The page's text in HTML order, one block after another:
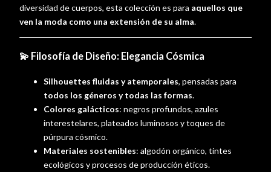
diversidad de cuerpos, esta colección es para aquellos que
ven la moda como una extensión de su alma.
💫 Filosofía de Diseño: Elegancia Cósmica
Silhouettes fluidas y atemporales, pensadas para
todos los géneros y todas las formas.
Colores galácticos: negros profundos, azules
interestelares, plateados luminosos y toques de
púrpura cósmico.
Materiales sostenibles: algodón orgánico, tintes
ecológicos y procesos de producción éticos.